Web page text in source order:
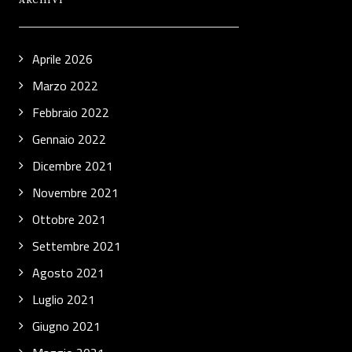
Aprile 2026
Marzo 2022
Febbraio 2022
Gennaio 2022
Dicembre 2021
Novembre 2021
Ottobre 2021
Settembre 2021
Agosto 2021
Luglio 2021
Giugno 2021